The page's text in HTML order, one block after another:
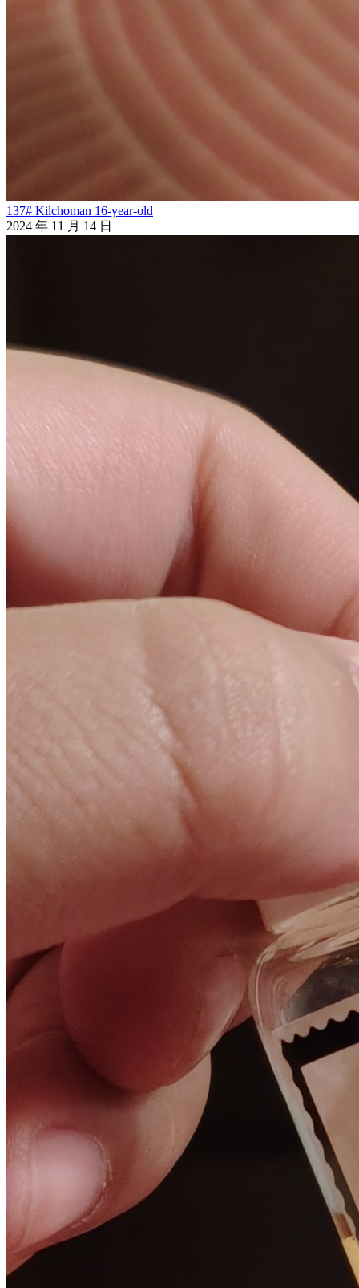
137# Kilchoman 16-year-old
2024 年 11 月 14 日